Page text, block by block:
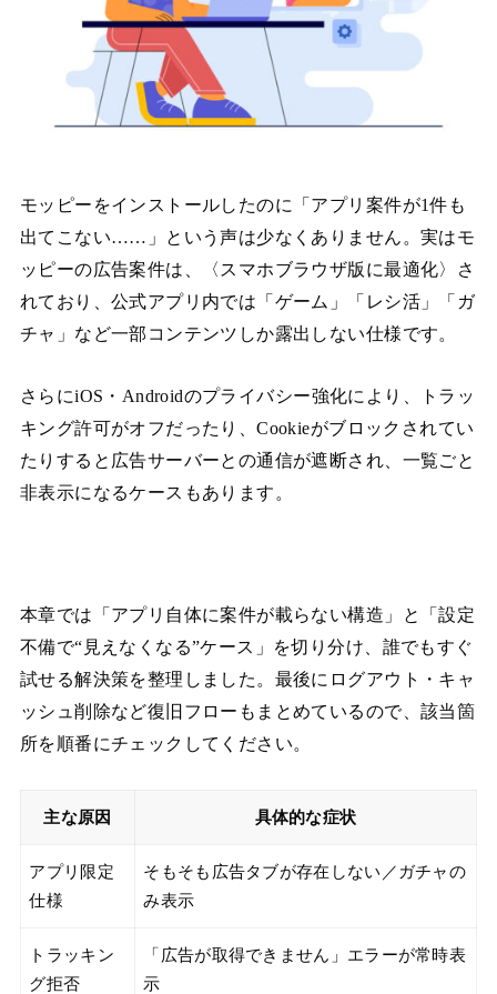
モッピーをインストールしたのに「アプリ案件が1件も
出てこない……」という声は少なくありません。実はモ
ッピーの広告案件は、〈スマホブラウザ版に最適化〉さ
れており、公式アプリ内では「ゲーム」「レシ活」「ガ
チャ」など一部コンテンツしか露出しない仕様です。
さらにiOS・Androidのプライバシー強化により、トラッ
キング許可がオフだったり、Cookieがブロックされてい
たりすると広告サーバーとの通信が遮断され、一覧ごと
非表示になるケースもあります。
本章では「アプリ自体に案件が載らない構造」と「設定
不備で“見えなくなる”ケース」を切り分け、誰でもすぐ
試せる解決策を整理しました。最後にログアウト・キャ
ッシュ削除など復旧フローもまとめているので、該当箇
所を順番にチェックしてください。
主な原因 具体的な症状
アプリ限定
仕様
そもそも広告タブが存在しない／ガチャの
み表示
トラッキン
グ拒否
「広告が取得できません」エラーが常時表
示